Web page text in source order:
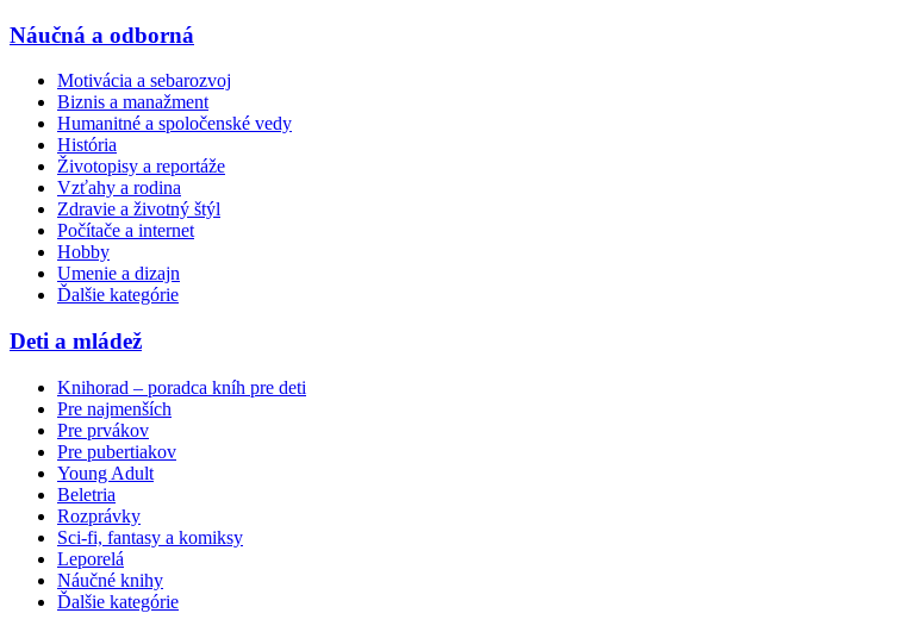
Náučná a odborná
Motivácia a sebarozvoj
Biznis a manažment
Humanitné a spoločenské vedy
História
Životopisy a reportáže
Vzťahy a rodina
Zdravie a životný štýl
Počítače a internet
Hobby
Umenie a dizajn
Ďalšie kategórie
Deti a mládež
Knihorad – poradca kníh pre deti
Pre najmenších
Pre prvákov
Pre pubertiakov
Young Adult
Beletria
Rozprávky
Sci-fi, fantasy a komiksy
Leporelá
Náučné knihy
Ďalšie kategórie